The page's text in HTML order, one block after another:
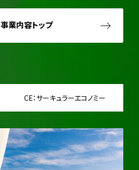
事業内容トップ
CE：サーキュラーエコノミー